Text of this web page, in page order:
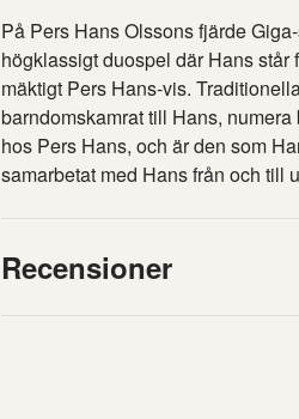
På Pers Hans Olssons fjärde
högklassigt duospel där Hans
mäktigt Pers Hans-vis.
barndomskamrat till Hans,
hos Pers Hans, och är den som
samarbetat med Hans från och till
Recensioner